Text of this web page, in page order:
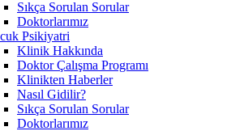
Sıkça Sorulan Sorular
Doktorlarımız
Psikiyatri
Klinik Hakkında
Doktor Çalışma Programı
Klinikten Haberler
Nasıl Gidilir?
Sıkça Sorulan Sorular
Doktorlarımız